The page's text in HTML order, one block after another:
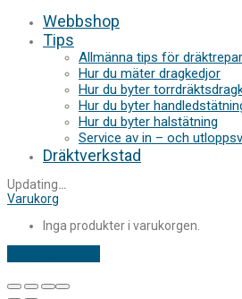
Webbshop
Tips
Allmänna tips för
Hur du mäter dragkedjor
Hur du byter
Hur du byter
Hur du byter halstätning
Service av in – och
Dräktverkstad
Updating…
Varukorg
Inga produkter i varukorgen.